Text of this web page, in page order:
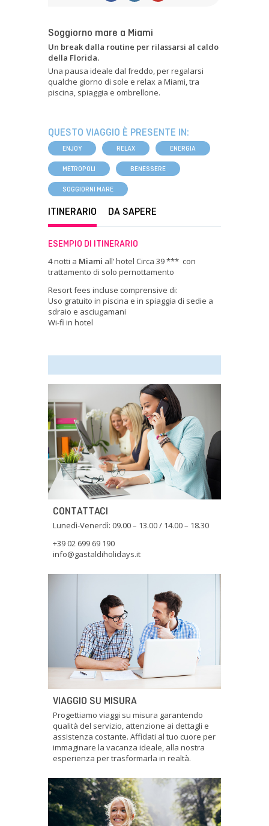
Soggiorno mare a Miami
Un break dalla routine per rilassarsi al caldo
della Florida.
Una pausa ideale dal freddo, per regalarsi
qualche giorno di sole e relax a Miami, tra
piscina, spiaggia e ombrellone.
QUESTO VIAGGIO È PRESENTE IN:
ENJOY RELAX ENERGIA
METROPOLI BENESSERE
SOGGIORNI MARE
ITINERARIO DA SAPERE
ESEMPIO DI ITINERARIO
4 notti a Miami all’ hotel Circa 39 *** con
trattamento di solo pernottamento
Resort fees incluse comprensive di:
Uso gratuito in piscina e in spiaggia di sedie a
sdraio e asciugamani
Wi-fi in hotel
CONTATTACI
Lunedì-Venerdì: 09.00 – 13.00 / 14.00 – 18.30
+39 02 699 69 190
info@gastaldiholidays.it
VIAGGIO SU MISURA
Progettiamo viaggi su misura garantendo
qualità del servizio, attenzione ai dettagli e
assistenza costante. Affidati al tuo cuore per
immaginare la vacanza ideale, alla nostra
esperienza per trasformarla in realtà.